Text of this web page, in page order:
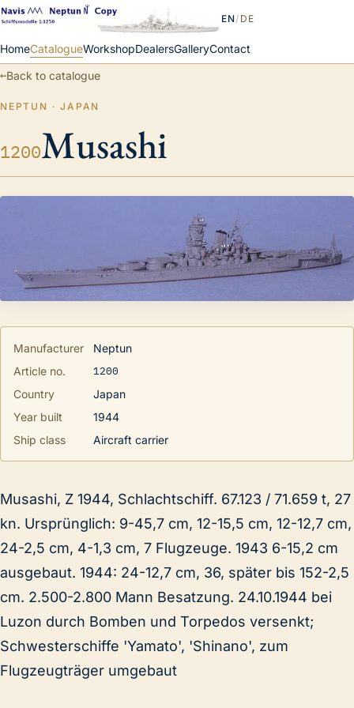
HomeCatalogueWorkshopDealersGalleryContact
EN/ DE
←Back to catalogue
NEPTUN · JAPAN
1200Musashi
Manufacturer
Neptun
Article no.
1200
Country
Japan
Year built
1944
Ship class
Aircraft carrier
Musashi, Z 1944, Schlachtschiff. 67.123 / 71.659 t, 27
kn. Ursprünglich: 9-45,7 cm, 12-15,5 cm, 12-12,7 cm,
24-2,5 cm, 4-1,3 cm, 7 Flugzeuge. 1943 6-15,2 cm
ausgebaut. 1944: 24-12,7 cm, 36, später bis 152-2,5
cm. 2.500-2.800 Mann Besatzung. 24.10.1944 bei
Luzon durch Bomben und Torpedos versenkt;
Schwesterschiffe 'Yamato', 'Shinano', zum
Flugzeugträger umgebaut